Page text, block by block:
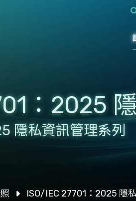
：2025
隱私資訊管理系列
ISO/IEC 27701：2025 隱